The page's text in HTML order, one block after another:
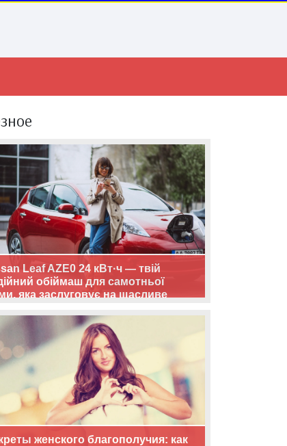
Leaf AZE0 24 кВт·ч — твій
обіймаш для самотньої
яка заслуговує на щасливе
женского благополучия: как